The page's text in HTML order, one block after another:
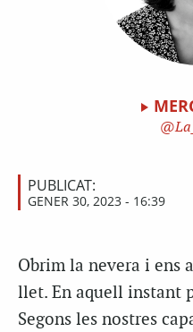
PUBLICAT:
GENER 30, 2023 - 16:39
Obrim la nevera i ens
llet. En aquell instant
Segons les nostres